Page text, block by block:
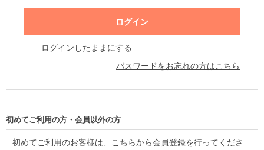
ログインしたままにする
パスワードをお忘れの方はこちら
初めてご利用の方・会員以外の方
初めてご利用のお客様は、こちらから会員登録を行ってくださ